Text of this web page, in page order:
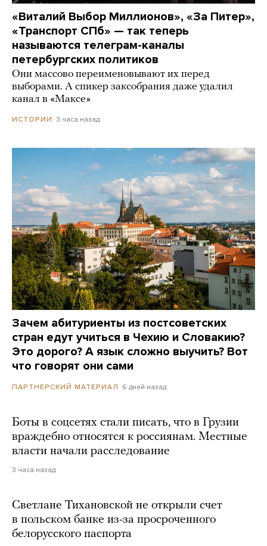
«Виталий Выбор Миллионов», «За Питер»,
«Транспорт СПб» — так теперь
называются телеграм-каналы
петербургских политиков
Они массово переименовывают их перед
выборами. А спикер заксобрания даже удалил
канал в «Максе»
ИСТОРИИ 3 часа назад
Зачем абитуриенты из постсоветских
стран едут учиться в Чехию и Словакию?
Это дорого? А язык сложно выучить? Вот
что говорят они сами
ПАРТНЕРСКИЙ МАТЕРИАЛ 6 дней назад
Боты в соцсетях стали писать, что в Грузии
враждебно относятся к россиянам. Местные
власти начали расследование
3 часа назад
Светлане Тихановской не открыли счет
в польском банке из-за просроченного
белорусского паспорта